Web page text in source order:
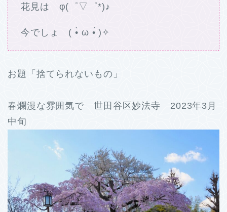
花見は φ(゜▽゜*)♪
今でしょ ( •̀ ω •́ )✧
お題「捨てられないもの」
春爛漫な雰囲気で 世田谷区妙法寺 2023年3月
中旬